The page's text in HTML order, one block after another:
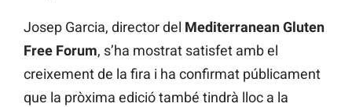
Josep Garcia, director del Mediterranean Gluten
Free Forum, s’ha mostrat satisfet amb el
creixement de la fira i ha confirmat públicament
que la pròxima edició també tindrà lloc a la